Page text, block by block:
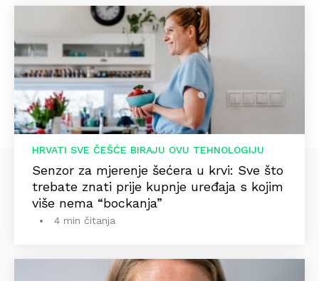
HRVATI SVE ČEŠĆE BIRAJU OVU TEHNOLOGIJU
Senzor za mjerenje šećera u krvi: Sve što
trebate znati prije kupnje uređaja s kojim
više nema “bockanja”
4 min čitanja